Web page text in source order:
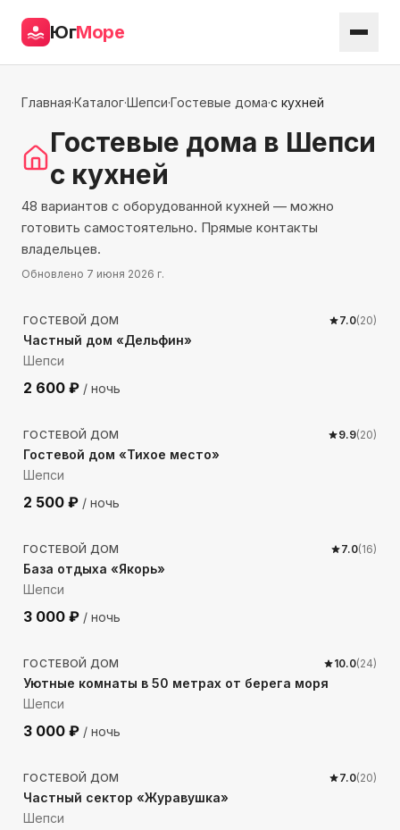
ЮгМоре
Главная·Каталог·Шепси·Гостевые дома·с кухней
Гостевые дома в Шепси
с кухней
48 вариантов с оборудованной кухней — можно
готовить самостоятельно. Прямые контакты
владельцев.
Обновлено 7 июня 2026 г.
138м до моря
ГОСТЕВОЙ ДОМ 7.0(20)
Частный дом «Дельфин»
Шепси
2 600 ₽ / ночь
1913м до моря
ГОСТЕВОЙ ДОМ 9.9(20)
Гостевой дом «Тихое место»
Шепси
2 500 ₽ / ночь
302м до моря
ГОСТЕВОЙ ДОМ 7.0(16)
База отдыха «Якорь»
Шепси
3 000 ₽ / ночь
108м до моря
ГОСТЕВОЙ ДОМ 10.0(24)
Уютные комнаты в 50 метрах от берега моря
Шепси
3 000 ₽ / ночь
143м до моря
ГОСТЕВОЙ ДОМ 7.0(20)
Частный сектор «Журавушка»
Шепси